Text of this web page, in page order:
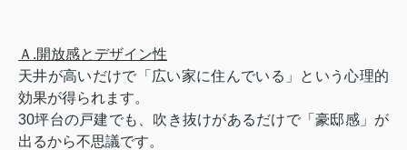
Ａ.開放感とデザイン性
天井が高いだけで「広い家に住んでいる」という心理的
効果が得られます。
30坪台の戸建でも、吹き抜けがあるだけで「豪邸感」が
出るから不思議です。